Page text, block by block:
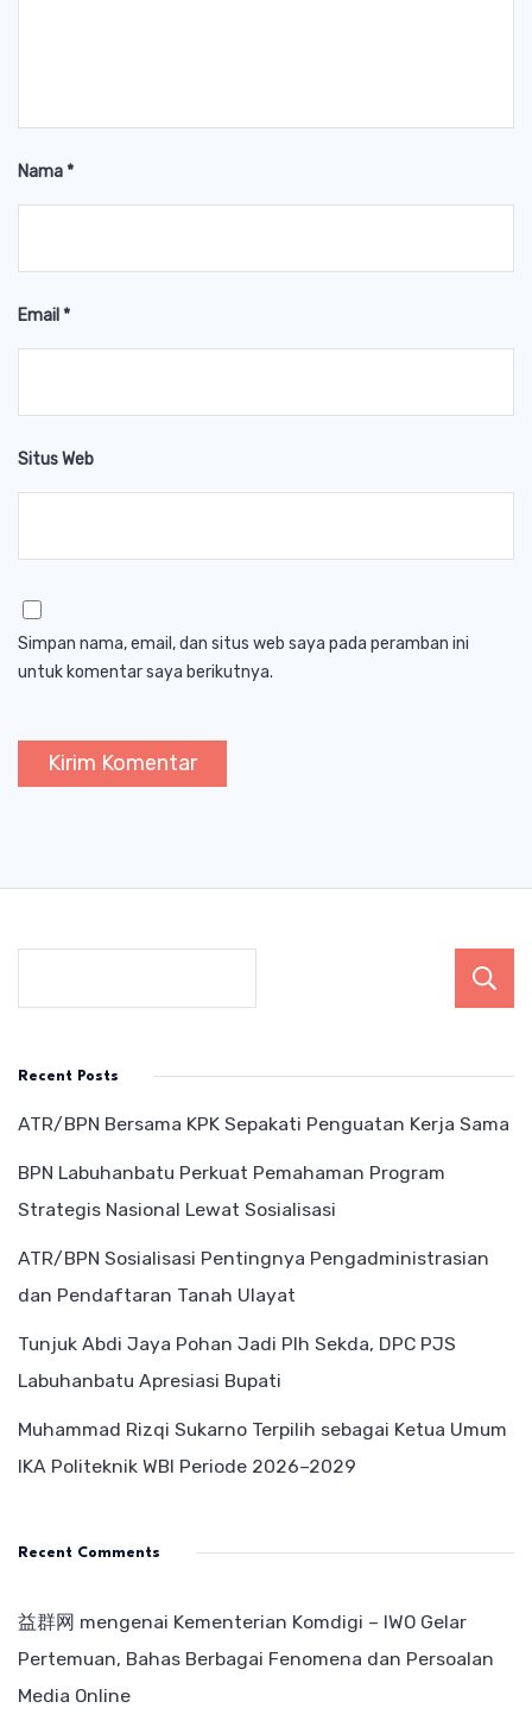
Nama*
Email *
Situs Web
Simpan nama, email, dan situs web saya pada peramban ini
untuk komentar saya berikutnya.
Recent Posts
ATR/BPN Bersama KPK Sepakati Penguatan Kerja Sama
BPN Labuhanbatu Perkuat Pemahaman Program
Strategis Nasional Lewat Sosialisasi
ATR/BPN Sosialisasi Pentingnya Pengadministrasian
dan Pendaftaran Tanah Ulayat
Tunjuk Abdi Jaya Pohan Jadi Plh Sekda, DPC PJS
Labuhanbatu Apresiasi Bupati
Muhammad Rizqi Sukarno Terpilih sebagai Ketua Umum
IKA Politeknik WBI Periode 2026–2029
Recent Comments
益群网 mengenai Kementerian Komdigi – IWO Gelar
Pertemuan, Bahas Berbagai Fenomena dan Persoalan
Media Online